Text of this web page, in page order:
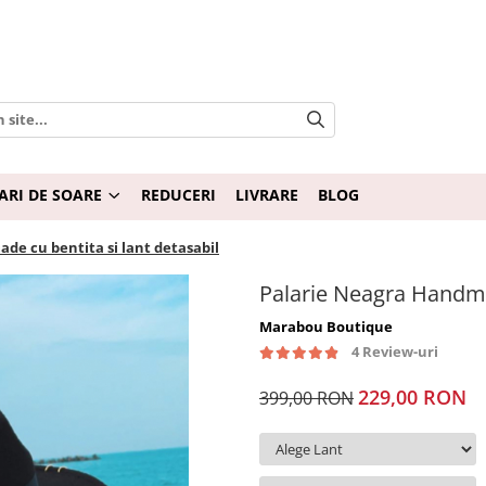
DE SOARE REDUCERI LIVRARE BLOG
cu bentita si lant detasabil
Palarie Neagra
Marabou Boutique
4 Review-uri
399,00 RON229,00 RON